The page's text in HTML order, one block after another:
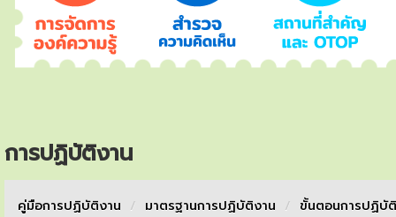
การปฏิบัติงาน
คู่มือการปฏิบัติงาน / มาตรฐานการปฏิบัติงาน / ขั้นตอนการปฏิบั